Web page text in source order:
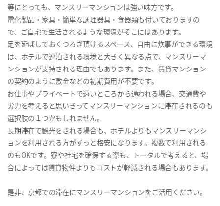
等にとっても、マンスリーマンションは強い味方です。
電化製品・家具・簡単な調理器具・食器類も付いておりますの
で、ご自宅で生活されるような環境がそこにはあります。
足を延ばしておくつろぎ頂けるスペース、自由に炊事ができる環境
は、ホテルで連泊される環境と大きく異なる点で、マンスリーマ
ンションが支持される理由でもあります。また、賃貸マンション
の契約のように敷金などの初期費用が不要です。
お仕事やプライベートで遠いところから通われる場合、交通費や
労力を考えると思いきってマンスリーマンションに滞在されるのも
選択肢の１つかもしれません。
長期滞在で観光をされる場合も、ホテルよりもマンスリーマンシ
ョンを利用される方がずっと格安になります。複数で利用される
のもOKです。寮や社宅を確保する際も、トータルで考えると、場
合によっては賃貸物件よりもコストが軽減される場合もあります。
是非、京都での滞在にマンスリーマンションをご活用ください。